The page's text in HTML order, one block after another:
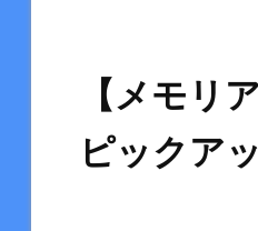
【メモリ
ピックア